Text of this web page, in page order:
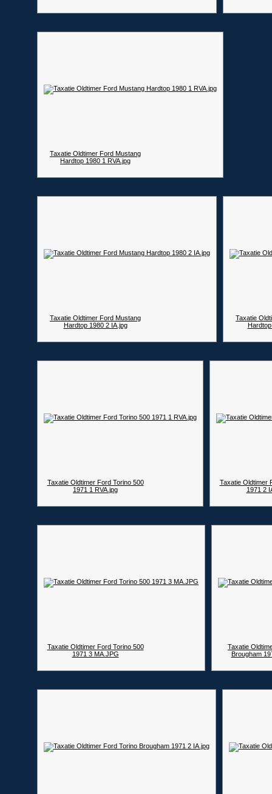
Taxatie Oldtimer Ford Mustang
Hardtop 1980 1 RVA.jpg
Taxatie Oldtimer Ford Mustang
Hardtop 1980 2 IA.jpg
Taxatie
Taxatie Oldtimer Ford Torino 500
1971 1 RVA.jpg
Taxatie Oldtimer
1971 2
Taxatie Oldtimer Ford Torino 500
1971 3 MA.JPG
Taxatie
Brougham